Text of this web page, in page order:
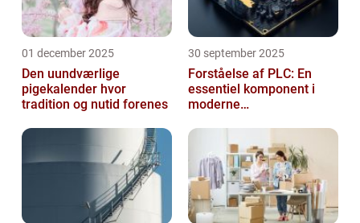
01 december 2025
Den uundværlige
pigekalender hvor
tradition og nutid forenes
30 september 2025
Forståelse af PLC: En
essentiel komponent i
moderne